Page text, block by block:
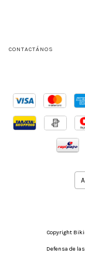
CONTACTÁNOS
Copyright
Defensa de